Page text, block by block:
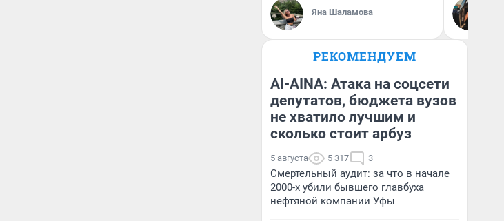
Яна Шаламова
РЕКОМЕНДУЕМ
AI-AINA: Атака на соцсети
депутатов, бюджета вузов
не хватило лучшим и
сколько стоит арбуз
5 августа 5 317 3
Смертельный аудит: за что в начале
2000-х убили бывшего главбуха
нефтяной компании Уфы